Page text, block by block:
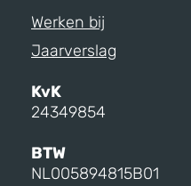
Werken bij
Jaarverslag
KvK
24349854
BTW
NL005894815B01